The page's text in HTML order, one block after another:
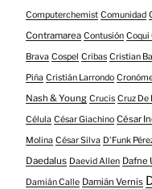
Computerchemist Comunidad
Contramarea Contusión Coqui
Brava Cospel Cribas Cristian
Piña Cristián Larrondo
Nash & Young Crucis Cruz De
Célula César Giachino César
Molina César Silva D'Funk
Daedalus Daevid Allen Dafne
Damián Calle Damián Vernis